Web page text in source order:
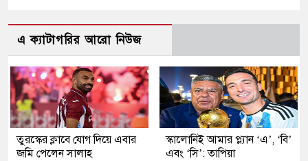
এ ক্যাটাগরির আরো নিউজ
তুরস্কের ক্লাবে যোগ দিয়ে এবার
জমি পেলেন সালাহ
স্কালোনিই আমার প্ল্যান ‘এ’, ‘বি’
এবং ‘সি’: তাপিয়া